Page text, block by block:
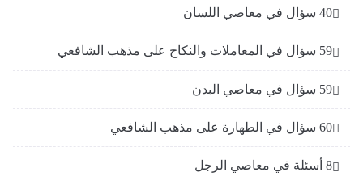
40 سؤال في معاصي اللسان
59 سؤال في المعاملات والنكاح على مذهب الشافعي
59 سؤال في معاصي البدن
60 سؤال في الطهارة على مذهب الشافعي
8 أسئلة في معاصي الرجل